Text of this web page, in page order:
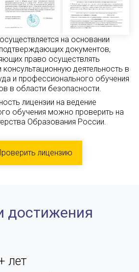
на основании
документов,
право осуществлять
деятельность в
и профессионального обучения
в области безопасности.
лицензии на ведение
обучения можно проверить на
Образования России.
лицензию
достижения
лет